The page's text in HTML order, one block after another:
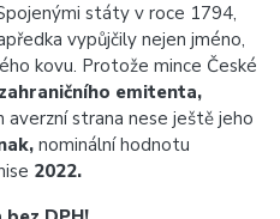
státy v roce 1794,
vypůjčily nejen jméno,
kovu. Protože mince České
emitenta,
averzní strana nese ještě jeho
, nominální hodnotu
2022.